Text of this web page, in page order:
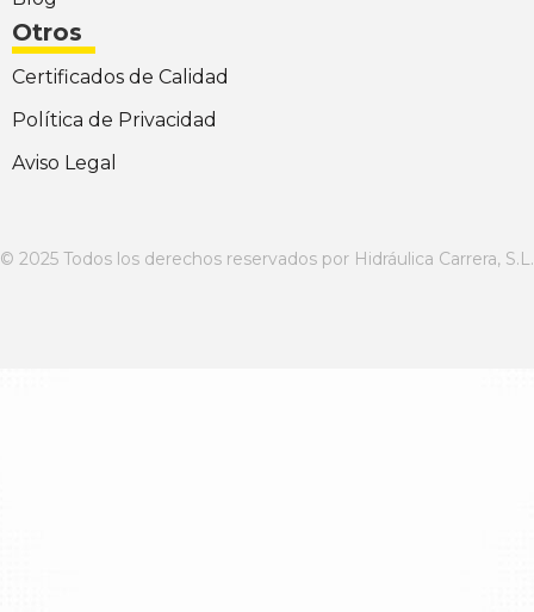
Otros
Certificados de Calidad
Política de Privacidad
Aviso Legal
© 2025 Todos los derechos reservados por Hidráulica Carrera, S.L.